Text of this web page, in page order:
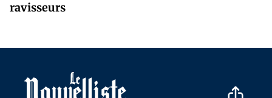
ravisseurs